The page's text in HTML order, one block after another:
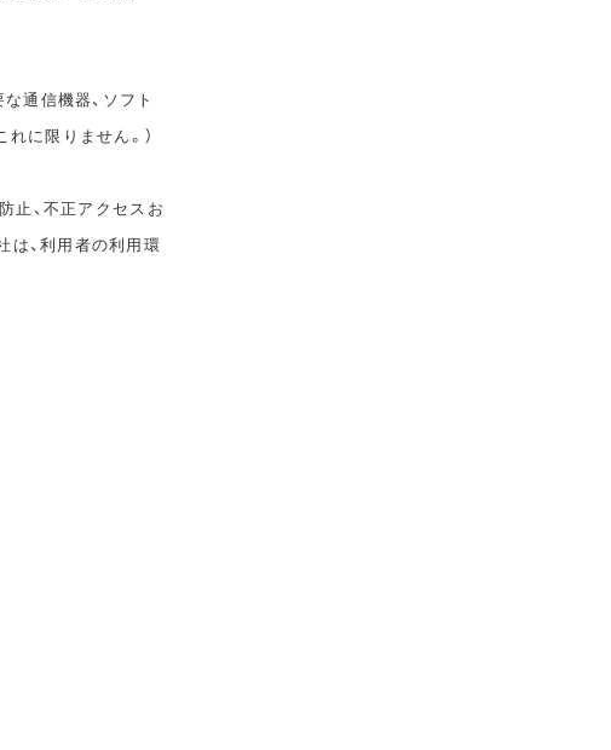
通信機器、ソフト
に限りません。）
止、不正アクセスお
、利用者の利用環